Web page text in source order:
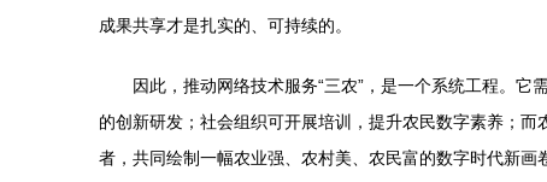
成果共享才是扎实的、可持续的。
因此，推动网络技术服务“三农”，是一个系统工程。
的创新研发；社会组织可开展培训，提升农民数字素养；
者，共同绘制一幅农业强、农村美、农民富的数字时代新画